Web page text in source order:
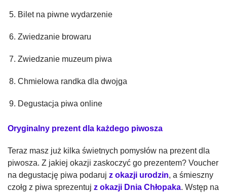
Bilet na piwne wydarzenie
Zwiedzanie browaru
Zwiedzanie muzeum piwa
Chmielowa randka dla dwojga
Degustacja piwa online
Oryginalny prezent dla każdego piwosza
Teraz masz już kilka świetnych pomysłów na prezent dla
piwosza. Z jakiej okazji zaskoczyć go prezentem? Voucher
na degustację piwa podaruj z okazji urodzin, a śmieszny
czołg z piwa sprezentuj z okazji Dnia Chłopaka. Wstęp na